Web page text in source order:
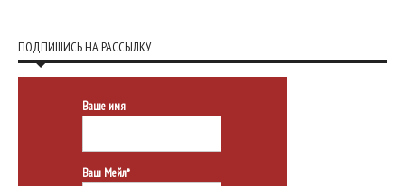
ПОДПИШИСЬ НА РАССЫЛКУ
Ваше имя
Ваш Мейл*